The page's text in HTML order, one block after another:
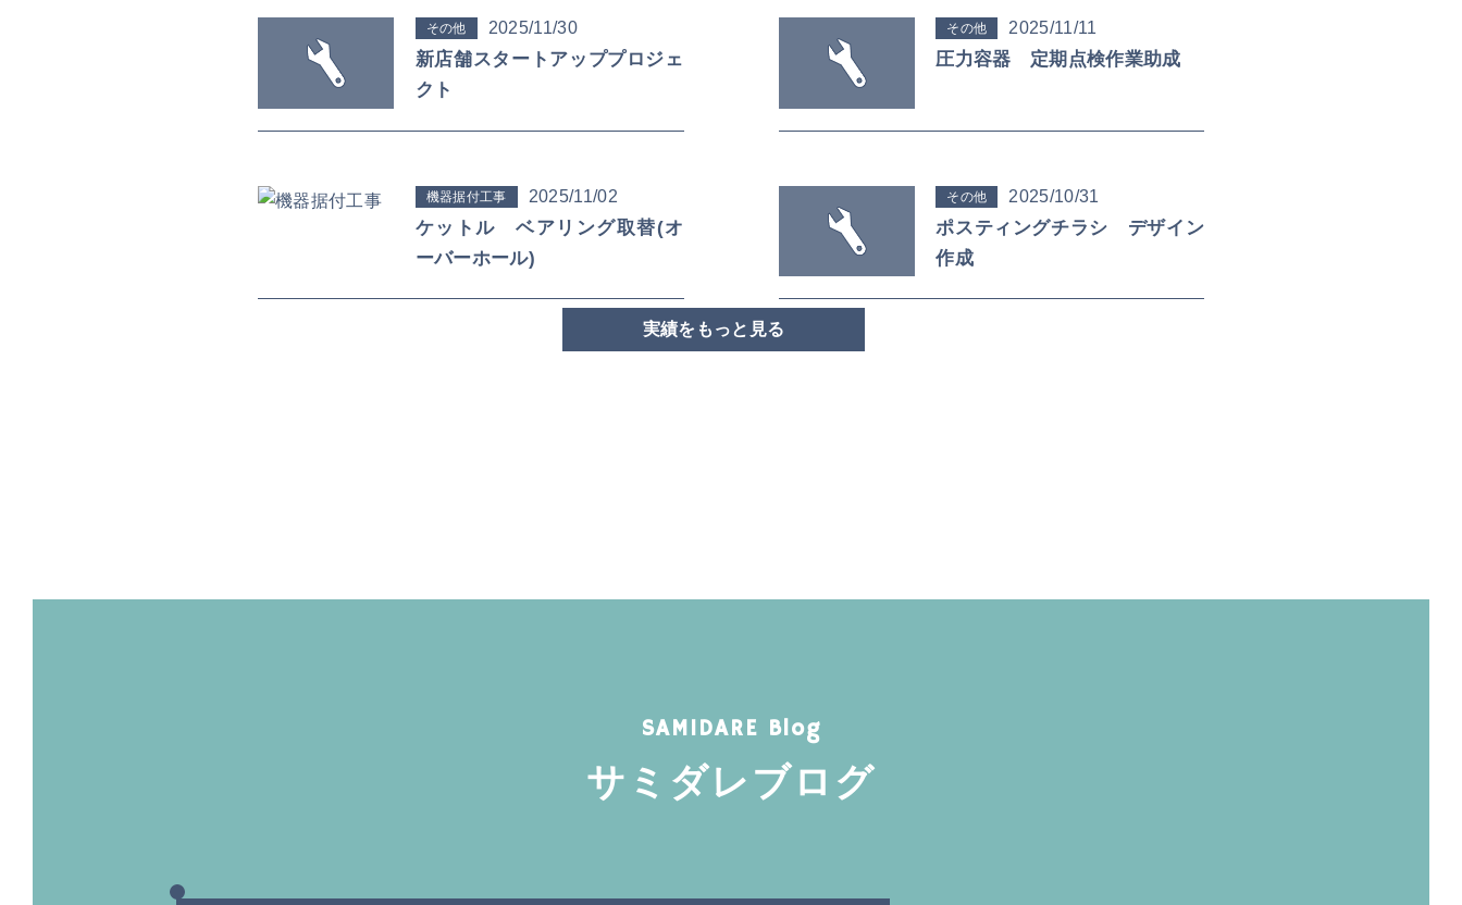
その他 2025/11/30
新店舗スタートアッププロジェ
クト
その他 2025/11/11
圧力容器 定期点検作業助成
機器据付工事 2025/11/02
ケットル ベアリング取替(オ
ーバーホール)
その他 2025/10/31
ポスティングチラシ デザイン
作成
実績をもっと見る
SAMIDARE Blog
サミダレブログ